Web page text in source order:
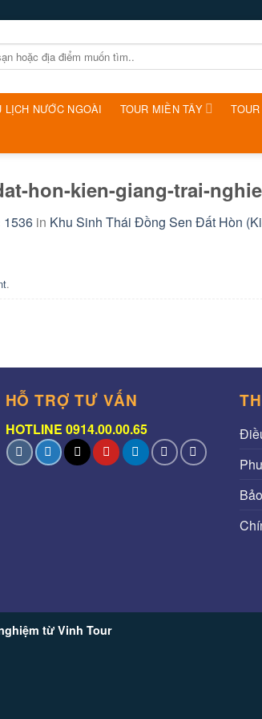
LỊCH NƯỚC NGOÀI TOUR MIỀN TÂY
hon-kien-giang-trai-
1536 in Khu Sinh Thái Đồng Sen Đất Hòn
.
HỖ TRỢ TƯ VẤN
HOTLINE 0914.00.00.65
từ Vinh Tour